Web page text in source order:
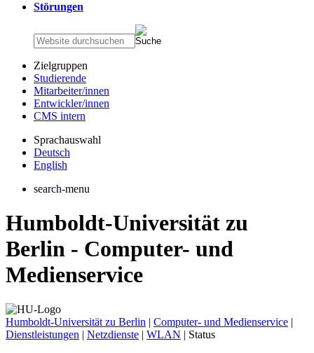
Störungen
Zielgruppen
Studierende
Mitarbeiter/innen
Entwickler/innen
CMS intern
Sprachauswahl
Deutsch
English
search-menu
Humboldt-Universität zu
Berlin - Computer- und
Medienservice
Humboldt-Universität zu Berlin | Computer- und Medienservice |
Dienstleistungen | Netzdienste | WLAN | Status